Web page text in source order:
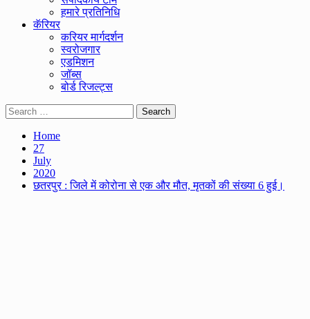
हमारे प्रतिनिधि
कॅरियर
करियर मार्गदर्शन
स्वरोजगार
एडमिशन
जॉब्स
बोर्ड रिजल्ट्स
Search
for:
Home
27
July
2020
छतरपुर : जिले में कोरोना से एक और मौत, मृतकों की संख्या 6 हुई।